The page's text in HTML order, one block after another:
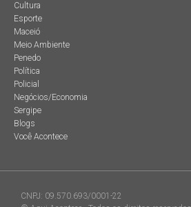
Cultura
Esporte
Maceió
Meio Ambiente
Penedo
Política
Policial
Negócios/Economia
Sergipe
Blogs
Você Acontece
CNPJ: 09.570.693/0001-22